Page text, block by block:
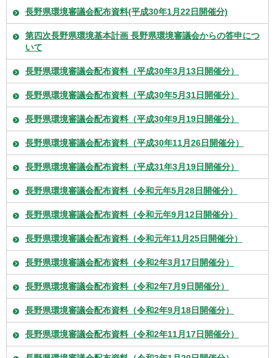
長野県環境審議会配布資料(平成30年1月22日開催分)
第四次長野県環境基本計画 長野県環境審議会からの答申につ
いて
長野県環境審議会配布資料（平成30年3月13日開催分）
長野県環境審議会配布資料（平成30年5月31日開催分）
長野県環境審議会配布資料（平成30年9月19日開催分）
長野県環境審議会配布資料（平成30年11月26日開催分）
長野県環境審議会配布資料（平成31年3月19日開催分）
長野県環境審議会配布資料（令和元年5月28日開催分）
長野県環境審議会配布資料（令和元年9月12日開催分）
長野県環境審議会配布資料（令和元年11月25日開催分）
長野県環境審議会配布資料（令和2年3月17日開催分）
長野県環境審議会配布資料（令和2年7月9日開催分）
長野県環境審議会配布資料（令和2年9月18日開催分）
長野県環境審議会配布資料（令和2年11月17日開催分）